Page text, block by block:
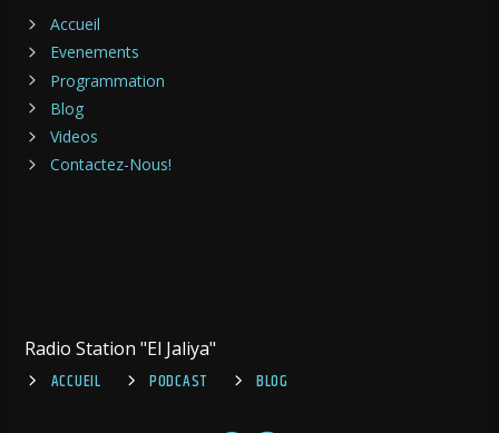
Accueil
Evenements
Programmation
Blog
Videos
Contactez-Nous!
Radio Station "El Jaliya"
ACCUEIL
PODCAST BLOG